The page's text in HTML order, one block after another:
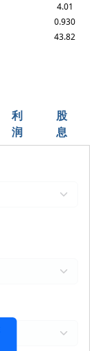
4.01
0.930
43.82
利
润
股
息